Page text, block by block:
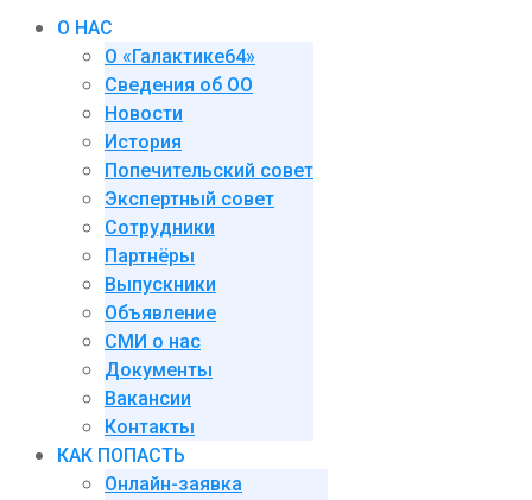
О НАС
О «Галактике64»
Сведения об ОО
Новости
История
Попечительский совет
Экспертный совет
Сотрудники
Партнёры
Выпускники
Объявление
СМИ о нас
Документы
Вакансии
Контакты
КАК ПОПАСТЬ
Онлайн-заявка